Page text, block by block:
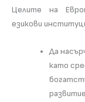
Целите на
езикови
Да
като